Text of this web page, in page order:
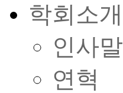
학회소개
인사말
연혁